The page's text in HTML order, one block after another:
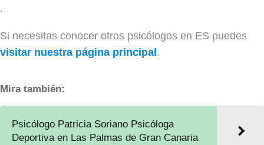
.
Si necesitas conocer otros psicólogos en ES puedes
visitar nuestra página principal.
Mira también:
Psicólogo Patricia Soriano Psicóloga
Deportiva en Las Palmas de Gran Canaria